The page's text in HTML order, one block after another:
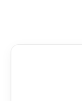
Via Degli
40050